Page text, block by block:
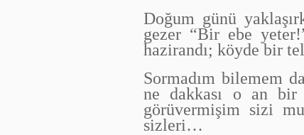
Doğum günü
gezer “Bir ebe
hazirandı; köyde bir
Sormadım bilemem
ne dakkası o an bir
görüvermişim sizi
sizleri…